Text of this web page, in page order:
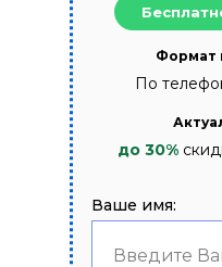
Ваше имя:
Введите
до 30%
Формат
По